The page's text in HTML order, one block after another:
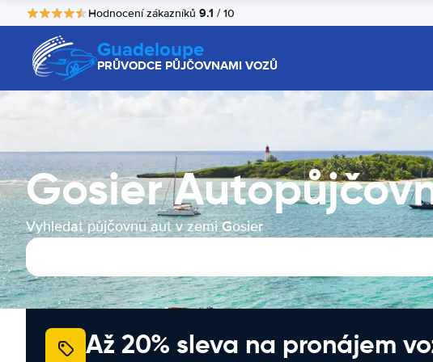
Hodnocení zákazníků 9.1 / 10
Guadeloupe
PRŮVODCE PŮJČOVNAMI VOZŮ
Gosier
Vyhledat půjčovnu aut v zemi Gosier
Až 20% sleva na pronájem